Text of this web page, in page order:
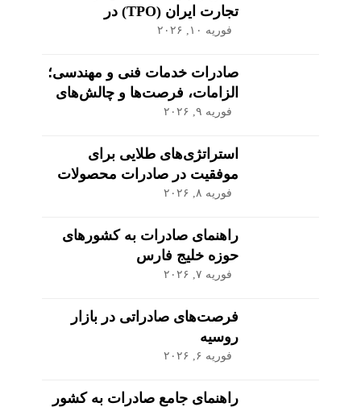
تجارت ایران (TPO) در
اکوسیستم صادراتی
فوریه ۱۰, ۲۰۲۶
صادرات خدمات فنی و مهندسی؛
الزامات، فرصت‌ها و چالش‌های
کلیدی
فوریه ۹, ۲۰۲۶
استراتژی‌های طلایی برای
موفقیت در صادرات محصولات
کشاورزی و مواد غذایی
فوریه ۸, ۲۰۲۶
راهنمای صادرات به کشورهای
حوزه خلیج فارس
فوریه ۷, ۲۰۲۶
فرصت‌های صادراتی در بازار
روسیه
فوریه ۶, ۲۰۲۶
راهنمای جامع صادرات به کشور